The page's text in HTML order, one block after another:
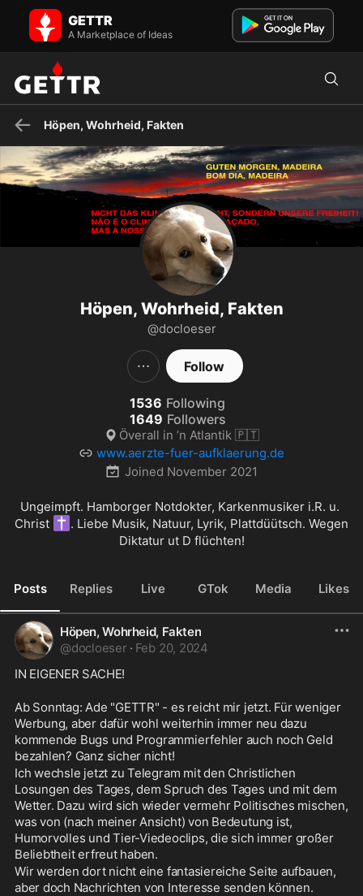
Höpen, Wohrheid, Fakten on GETTR - Profile and Posts
Ungeimpft. Hamborger Notdokter, Karkenmusiker i.R. u. Christ ✝️.
Liebe Musik, Natuur, Lyrik, Plattdüütsch. Wegen Diktatu...
GETTR
A Marketplace of Ideas
Höpen, Wohrheid, Fakten
Höpen, Wohrheid, Fakten
@docloeser
Follow
1536 Following
1649 Followers
Överall in ’n Atlantik 🇵🇹
www.aerzte-fuer-aufklaerung.de
Joined November 2021
Ungeimpft. Hamborger Notdokter, Karkenmusiker i.R. u.
Christ ✝️ . Liebe Musik, Natuur, Lyrik, Plattdüütsch. Wegen
Diktatur ut D flüchten!
Posts Replies Live GTok Media Likes
Höpen, Wohrheid, Fakten
@docloeser · Feb 20, 2024
IN EIGENER SACHE!
Ab Sonntag: Ade "GETTR" - es reicht mir jetzt. Für weniger
Werbung, aber dafür wohl weiterhin immer neu dazu
kommende Bugs und Programmierfehler auch noch Geld
bezahlen? Ganz sicher nicht!
Ich wechsle jetzt zu Telegram mit den Christlichen
Losungen des Tages, dem Spruch des Tages und mit dem
Wetter. Dazu wird sich wieder vermehr Politisches mischen,
was von (nach meiner Ansicht) von Bedeutung ist,
Humorvolles und Tier-Viedeoclips, die sich immer großer
Beliebtheit erfreut haben.
Wir werden dort nicht eine fantasiereiche Seite aufbauen,
aber doch Nachrichten von Interesse senden können.